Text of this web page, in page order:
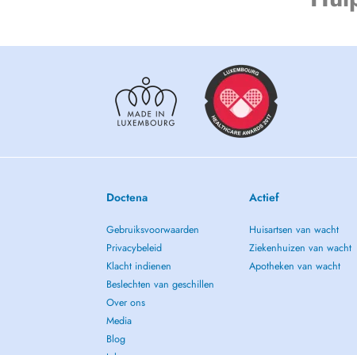
l'avance sera facturé.
Le cabinet médical se trouve au rez-de-chaussée au fond à
Doctena
Gebruiksvoorwaarden
Privacybeleid
Klacht indienen
Beslechten van geschillen
Over ons
Media
Blog
Actief
Huisartsen van wacht
Ziekenhuizen van wacht
Apotheken van wacht